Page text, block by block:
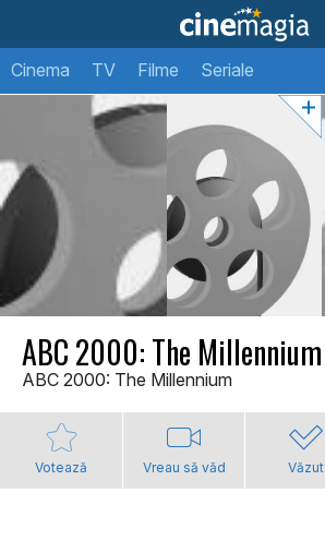
Cinema TV Filme Seriale
ABC 2000: The Millennium
ABC 2000: The Millennium
Votează Vreau să văd Văzut